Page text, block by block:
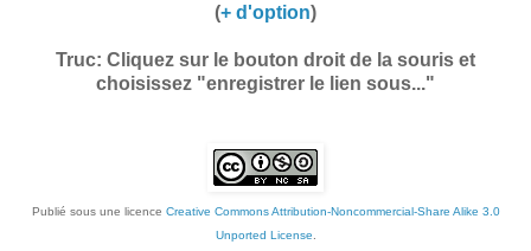
(+ d'option)
Truc: Cliquez sur le bouton droit de la souris et
choisissez "enregistrer le lien sous..."
Publié sous une licence Creative Commons Attribution-Noncommercial-Share Alike 3.0
Unported License